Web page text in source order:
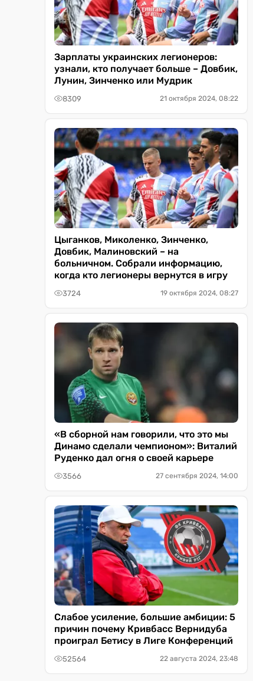
Зарплаты украинских легионеров:
узнали, кто получает больше – Довбик,
Лунин, Зинченко или Мудрик
8309 21 октября 2024, 08:22
Цыганков, Миколенко, Зинченко,
Довбик, Малиновский – на
больничном. Собрали информацию,
когда кто легионеры вернутся в игру
3724 19 октября 2024, 08:27
«В сборной нам говорили, что это мы
Динамо сделали чемпионом»: Виталий
Руденко дал огня о своей карьере
3566 27 сентября 2024, 14:00
Слабое усиление, большие амбиции: 5
причин почему Кривбасс Вернидуба
проиграл Бетису в Лиге Конференций
52564 22 августа 2024, 23:48